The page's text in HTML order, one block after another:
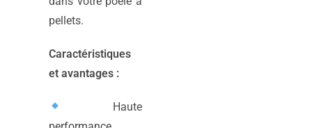
pellets.
Caractéristiques
et avantages :
Haute